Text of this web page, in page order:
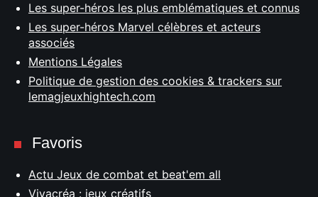
Les super-héros les plus emblématiques et connus
Les super-héros Marvel célèbres et acteurs
associés
Mentions Légales
Politique de gestion des cookies & trackers sur
lemagjeuxhightech.com
Favoris
Actu Jeux de combat et beat'em all
Vivacréa : jeux créatifs